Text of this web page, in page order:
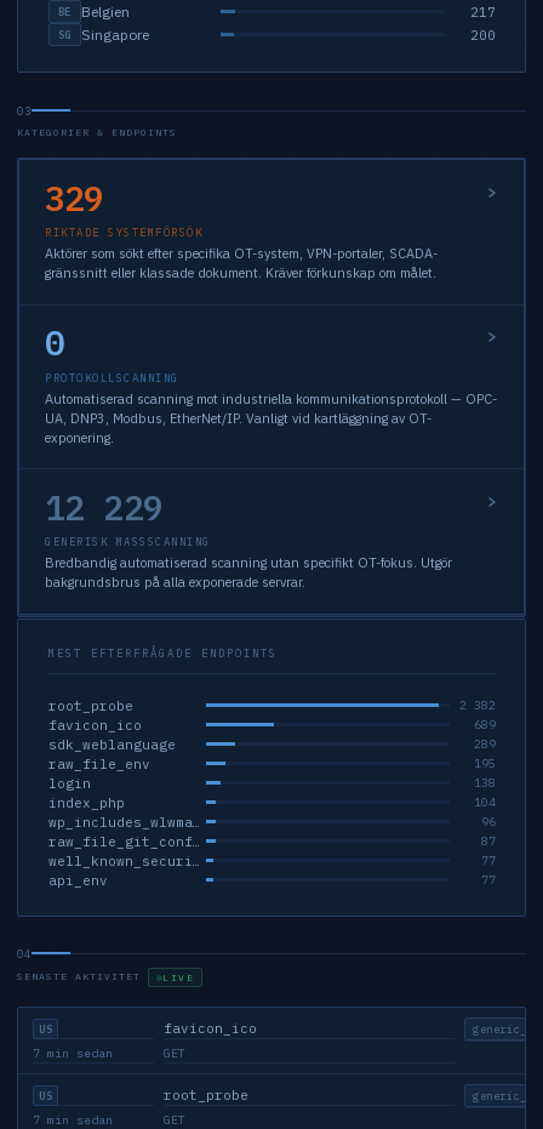
BE Belgien 217
SG Singapore 200
03
KATEGORIER & ENDPOINTS
329
RIKTADE SYSTEMFÖRSÖK
Aktörer som sökt efter specifika OT-system, VPN-portaler, SCADA-
gränssnitt eller klassade dokument. Kräver förkunskap om målet.
0
PROTOKOLLSCANNING
Automatiserad scanning mot industriella kommunikationsprotokoll — OPC-
UA, DNP3, Modbus, EtherNet/IP. Vanligt vid kartläggning av OT-
exponering.
12 229
GENERISK MASSSCANNING
Bredbandig automatiserad scanning utan specifikt OT-fokus. Utgör
bakgrundsbrus på alla exponerade servrar.
MEST EFTERFRÅGADE ENDPOINTS
root_probe 2 382
favicon_ico 689
sdk_weblanguage 289
raw_file_env 195
login 138
index_php 104
wp_includes_wlwmanifest_xml 96
raw_file_git_config 87
well_known_security_txt 77
api_env 77
04
SENASTE AKTIVITET LIVE
7 min sedan
US favicon_ico
GET
7 min sedan
US root_probe
GET